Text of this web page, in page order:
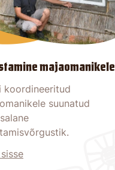
majaomanikele
koordineeritud
suunatud